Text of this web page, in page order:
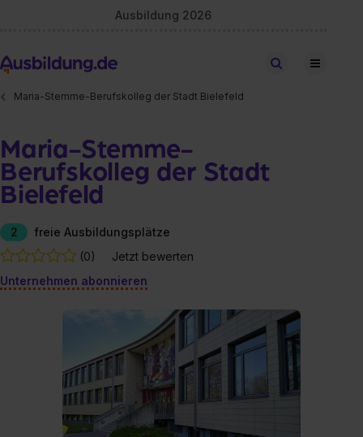
Ausbildung 2026
Stellen finden
Maria-Stemme-Berufskolleg der Stadt Bielefeld
Maria-Stemme-
Berufskolleg der Stadt
Bielefeld
2
freie Ausbildungsplätze
(0)
Jetzt bewerten
Unternehmen abonnieren